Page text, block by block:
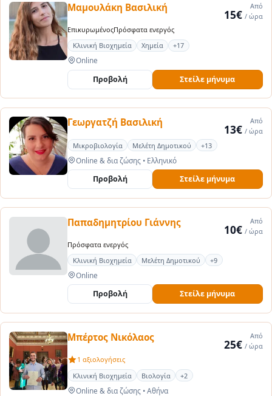
Μαμουλάκη Βασιλική Από
15€ / ώρα
ΕπικυρωμένοςΠρόσφατα ενεργός
Κλινική Βιοχημεία
Χημεία +17
Online
Προβολή Στείλε μήνυμα
Γεωργατζή Βασιλική Από
13€ / ώρα
Μικροβιολογία
Μελέτη Δημοτικού +13
Online & δια ζώσης •Ελληνικό
Προβολή Στείλε μήνυμα
Παπαδημητρίου Γιάννης Από
10€ / ώρα
Πρόσφατα ενεργός
Κλινική Βιοχημεία
Μελέτη Δημοτικού +9
Online
Προβολή Στείλε μήνυμα
Μπέρτος Νικόλαος Από
25€ / ώρα
1 αξιολογήσεις
Κλινική Βιοχημεία
Βιολογία +2
Online & δια ζώσης •Αθήνα